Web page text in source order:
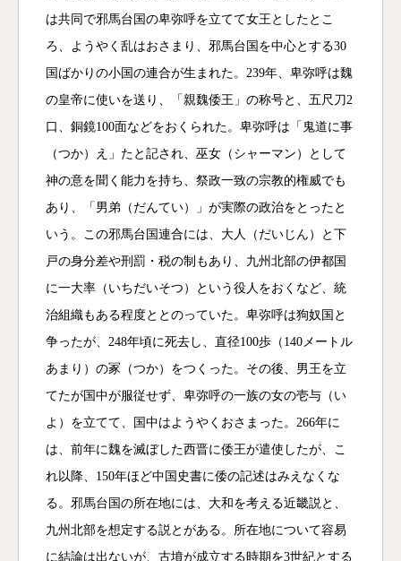
は共同で邪馬台国の卑弥呼を立てて女王としたとこ
ろ、ようやく乱はおさまり、邪馬台国を中心とする30
国ばかりの小国の連合が生まれた。239年、卑弥呼は魏
の皇帝に使いを送り、「親魏倭王」の称号と、五尺刀2
口、銅鏡100面などをおくられた。卑弥呼は「鬼道に事
（つか）え」たと記され、巫女（シャーマン）として
神の意を聞く能力を持ち、祭政一致の宗教的権威でも
あり、「男弟（だんてい）」が実際の政治をとったと
いう。この邪馬台国連合には、大人（だいじん）と下
戸の身分差や刑罰・税の制もあり、九州北部の伊都国
に一大率（いちだいそつ）という役人をおくなど、統
治組織もある程度ととのっていた。卑弥呼は狗奴国と
争ったが、248年頃に死去し、直径100歩（140メートル
あまり）の冢（つか）をつくった。その後、男王を立
てたが国中が服従せず、卑弥呼の一族の女の壱与（い
よ）を立てて、国中はようやくおさまった。266年に
は、前年に魏を滅ぼした西晋に倭王が遣使したが、こ
れ以降、150年ほど中国史書に倭の記述はみえなくな
る。邪馬台国の所在地には、大和を考える近畿説と、
九州北部を想定する説とがある。所在地について容易
に結論は出ないが、古墳が成立する時期を3世紀とする